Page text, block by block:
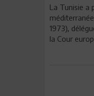
La Tunisie a
1973),
la Cour